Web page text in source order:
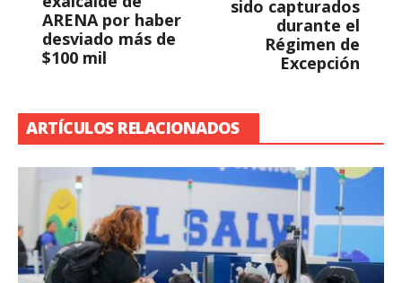
ARENA por haber
desviado más de
$100 mil
sido capturados
durante el
Régimen de
Excepción
ARTÍCULOS RELACIONADOS